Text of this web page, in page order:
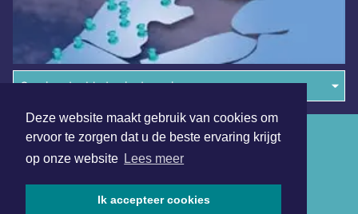
Deze website maakt gebruik van cookies om
ervoor te zorgen dat u de beste ervaring krijgt
op onze website Lees meer
Ik accepteer cookies
Overige dagbladen in de regio
Algemene voorwaarden
Disclaimer